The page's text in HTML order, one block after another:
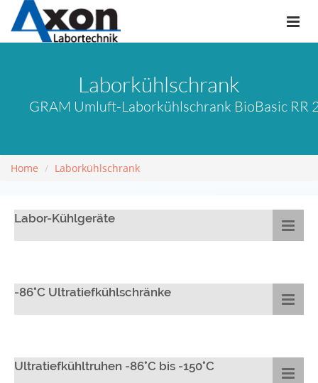
Laborkühlschrank
GRAM Umluft-Laborkühlschrank BioBasic RR
Home Laborkühlschrank
Labor-Kühlgeräte
-86°C Ultratiefkühlschränke
Ultratiefkühltruhen -86°C bis -150°C